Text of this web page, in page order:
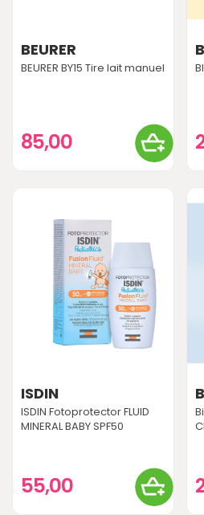
BEURER
BEURER BY15 Tire lait manuel
85,00
ISDIN
ISDIN Fotoprotector FLUID
MINERAL BABY SPF50
55,00